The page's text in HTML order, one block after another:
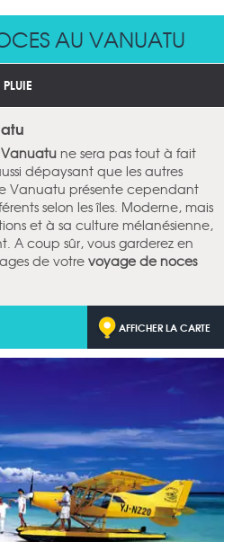
AU VANUATU
ne sera pas tout à fait
dépaysant que les autres
Vanuatu présente cependant
selon les îles. Moderne, mais
et à sa culture mélanésienne,
A coup sûr, vous garderez en
de votre voyage de noces
AFFICHER LA CARTE